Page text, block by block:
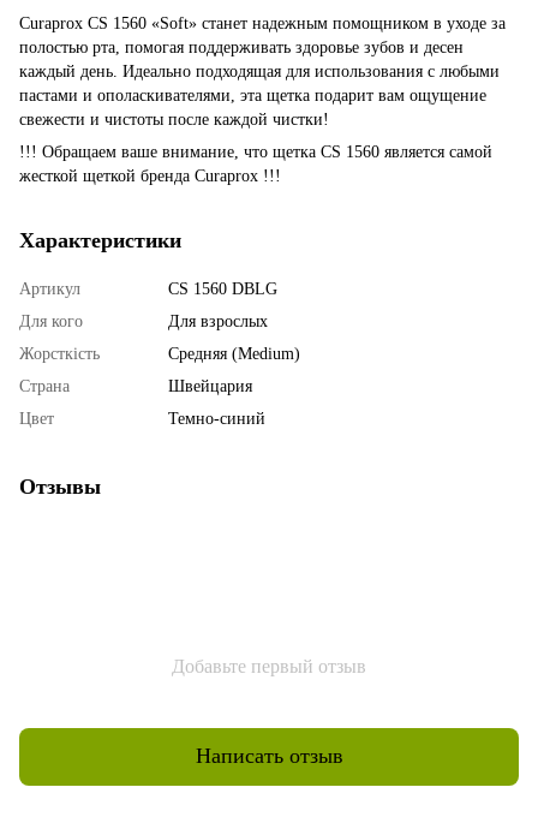
Curaprox CS 1560 «Soft» станет надежным помощником в уходе за
полостью рта, помогая поддерживать здоровье зубов и десен
каждый день. Идеально подходящая для использования с любыми
пастами и ополаскивателями, эта щетка подарит вам ощущение
свежести и чистоты после каждой чистки!
!!! Обращаем ваше внимание, что щетка CS 1560 является самой
жесткой щеткой бренда Curaprox !!!
Характеристики
Артикул
CS 1560 DBLG
Для кого
Для взрослых
Жорсткість
Средняя (Medium)
Страна
Швейцария
Цвет
Темно-синий
Отзывы
Добавьте первый отзыв
Написать отзыв